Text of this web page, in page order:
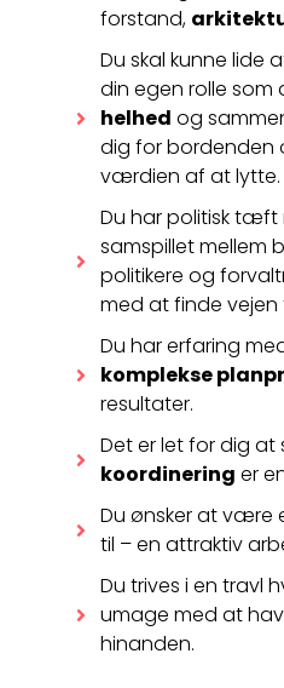
forstand,
Du skal kunne lide
din egen rolle som
helhed og
dig for bordenden
værdien af at lytte.
Du har politisk
samspillet mellem
politikere og
med at finde vejen
Du har erfaring
komplekse
resultater.
Det er let for dig
koordinering er
Du ønsker at være
til – en attraktiv
Du trives i en travl
umage med at
hinanden.